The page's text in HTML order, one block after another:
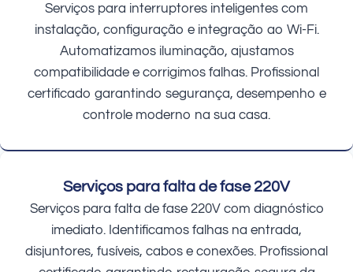
Serviços para interruptores inteligentes com
instalação, configuração e integração ao Wi-Fi.
Automatizamos iluminação, ajustamos
compatibilidade e corrigimos falhas. Profissional
certificado garantindo segurança, desempenho e
controle moderno na sua casa.
Serviços para falta de fase 220V
Serviços para falta de fase 220V com diagnóstico
imediato. Identificamos falhas na entrada,
disjuntores, fusíveis, cabos e conexões. Profissional